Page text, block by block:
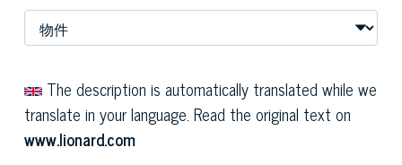
The description is automatically translated while we
translate in your language. Read the original text on
www.lionard.com